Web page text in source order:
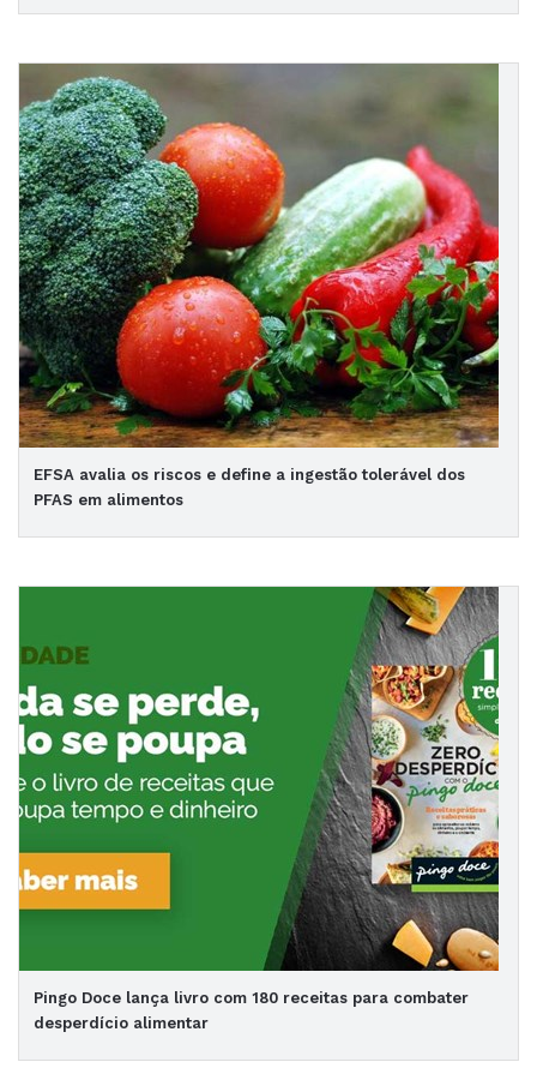
EFSA avalia os riscos e define a ingestão tolerável dos
PFAS em alimentos
Pingo Doce lança livro com 180 receitas para combater
desperdício alimentar